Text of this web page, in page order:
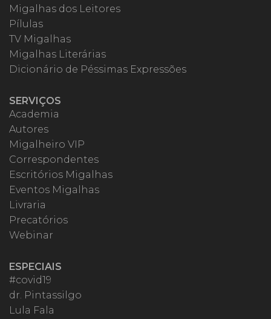
Migalhas dos Leitores
Pílulas
TV Migalhas
Migalhas Literárias
Dicionário de Péssimas Expressões
SERVIÇOS
Academia
Autores
Migalheiro VIP
Correspondentes
Escritórios Migalhas
Eventos Migalhas
Livraria
Precatórios
Webinar
ESPECIAIS
#covid19
dr. Pintassilgo
Lula Fala